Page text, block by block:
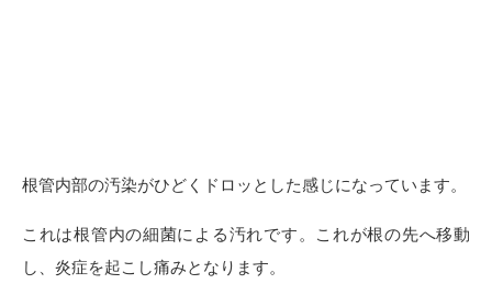
根管内部の汚染がひどくドロッとした感じになっています。
これは根管内の細菌による汚れです。これが根の先へ移動
し、炎症を起こし痛みとなります。